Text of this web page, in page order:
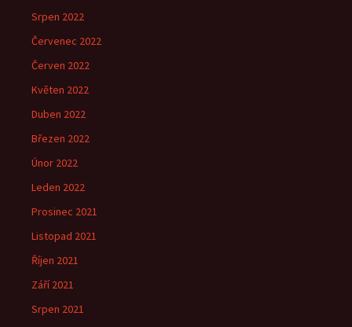
Srpen 2022
Červenec 2022
Červen 2022
Květen 2022
Duben 2022
Březen 2022
Únor 2022
Leden 2022
Prosinec 2021
Listopad 2021
Říjen 2021
Září 2021
Srpen 2021